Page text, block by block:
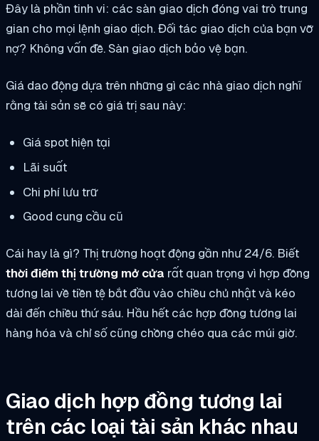
Đây là phần tinh vi: các sàn giao dịch đóng vai trò trung
gian cho mọi lệnh giao dịch. Đối tác giao dịch của bạn vỡ
nợ? Không vấn đề. Sàn giao dịch bảo vệ bạn.
Giá dao động dựa trên những gì các nhà giao dịch nghĩ
rằng tài sản sẽ có giá trị sau này:
Giá spot hiện tại
Lãi suất
Chi phí lưu trữ
Good cung cầu cũ
Cái hay là gì? Thị trường hoạt động gần như 24/6. Biết
thời điểm thị trường mở cửa rất quan trọng vì hợp đồng
tương lai về tiền tệ bắt đầu vào chiều chủ nhật và kéo
dài đến chiều thứ sáu. Hầu hết các hợp đồng tương lai
hàng hóa và chỉ số cũng chồng chéo qua các múi giờ.
Giao dịch hợp đồng tương lai
trên các loại tài sản khác nhau